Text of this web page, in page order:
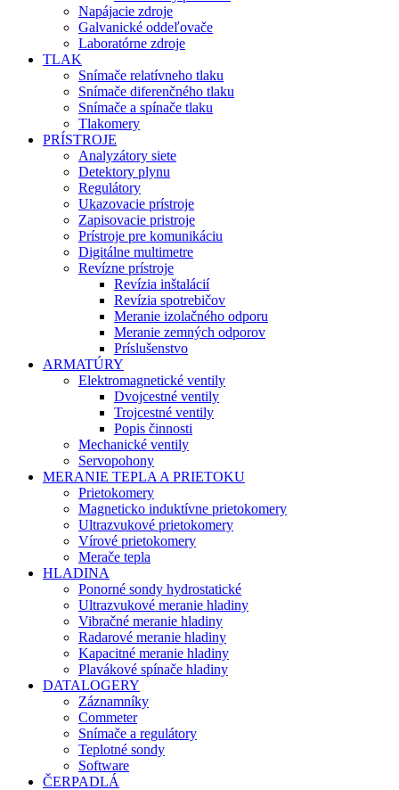
Napájacie zdroje
Galvanické oddeľovače
Laboratórne zdroje
TLAK
Snímače relatívneho tlaku
Snímače diferenčného tlaku
Snímače a spínače tlaku
Tlakomery
PRÍSTROJE
Analyzátory siete
Detektory plynu
Regulátory
Ukazovacie prístroje
Zapisovacie pristroje
Prístroje pre komunikáciu
Digitálne multimetre
Revízne prístroje
Revízia inštalácií
Revízia spotrebičov
Meranie izolačného odporu
Meranie zemných odporov
Príslušenstvo
ARMATÚRY
Elektromagnetické ventily
Dvojcestné ventily
Trojcestné ventily
Popis činnosti
Mechanické ventily
Servopohony
MERANIE TEPLA A PRIETOKU
Prietokomery
Magneticko induktívne prietokomery
Ultrazvukové prietokomery
Vírové prietokomery
Merače tepla
HLADINA
Ponorné sondy hydrostatické
Ultrazvukové meranie hladiny
Vibračné meranie hladiny
Radarové meranie hladiny
Kapacitné meranie hladiny
Plavákové spínače hladiny
DATALOGERY
Záznamníky
Commeter
Snímače a regulátory
Teplotné sondy
Software
ČERPADLÁ